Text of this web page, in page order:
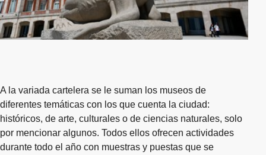
A la variada cartelera se le suman los museos de
diferentes temáticas con los que cuenta la ciudad:
históricos, de arte, culturales o de ciencias naturales, solo
por mencionar algunos. Todos ellos ofrecen actividades
durante todo el año con muestras y puestas que se